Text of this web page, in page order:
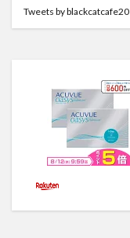
Tweets by blackcatcafe20